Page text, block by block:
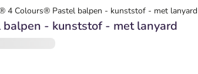
4 Colours® Pastel balpen - kunststof - met lanyard
- kunststof - met lanyard